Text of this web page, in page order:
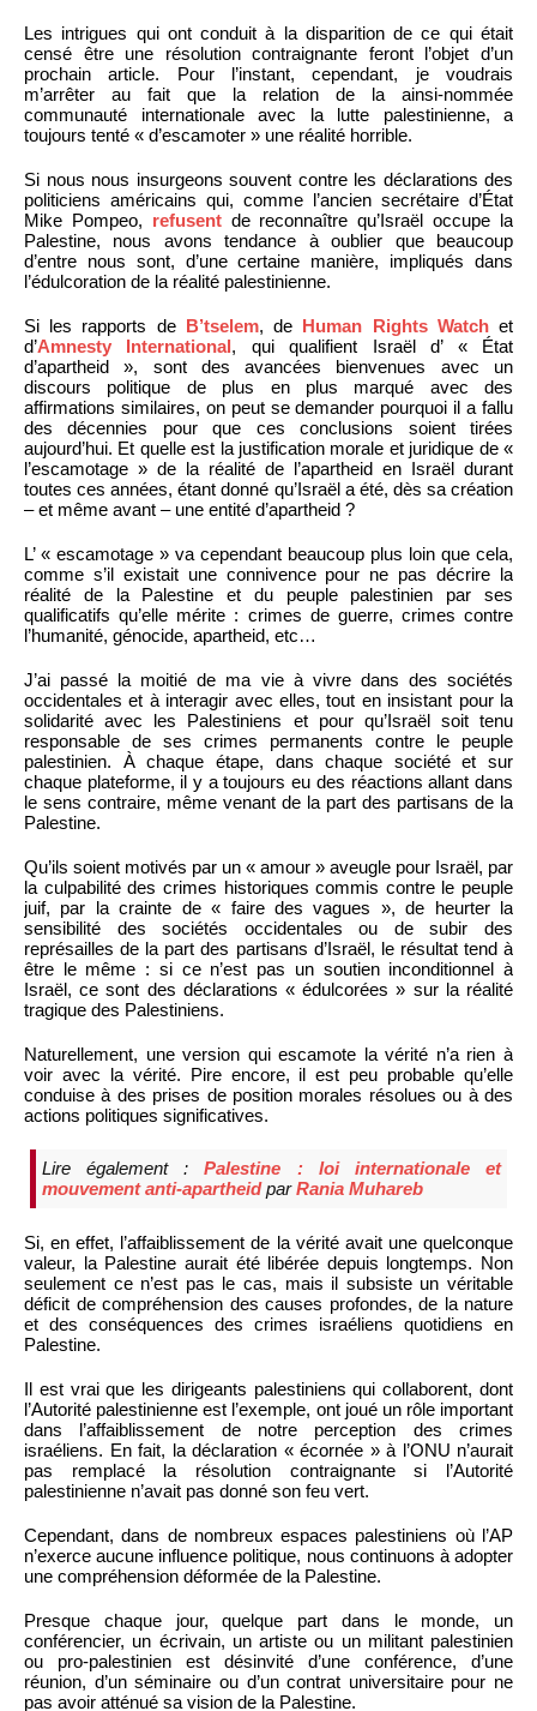
Les intrigues qui ont conduit à la disparition de ce qui était
censé être une résolution contraignante feront l’objet d’un
prochain article. Pour l’instant, cependant, je voudrais
m’arrêter au fait que la relation de la ainsi-nommée
communauté internationale avec la lutte palestinienne, a
toujours tenté « d’escamoter » une réalité horrible.
Si nous nous insurgeons souvent contre les déclarations des
politiciens américains qui, comme l’ancien secrétaire d’État
Mike Pompeo, refusentde reconnaître qu’Israël occupe la
Palestine, nous avons tendance à oublier que beaucoup
d’entre nous sont, d’une certaine manière, impliqués dans
l’édulcoration de la réalité palestinienne.
Si les rapports de B’tselem, de Human Rights Watchet
d’Amnesty International, qui qualifient Israël d’ « État
d’apartheid », sont des avancées bienvenues avec un
discours politique de plus en plus marqué avec des
affirmations similaires, on peut se demander pourquoi il a fallu
des décennies pour que ces conclusions soient tirées
aujourd’hui. Et quelle est la justification morale et juridique de «
l’escamotage » de la réalité de l’apartheid en Israël durant
toutes ces années, étant donné qu’Israël a été, dès sa création
– et même avant – une entité d’apartheid ?
L’ « escamotage » va cependant beaucoup plus loin que cela,
comme s’il existait une connivence pour ne pas décrire la
réalité de la Palestine et du peuple palestinien par ses
qualificatifs qu’elle mérite : crimes de guerre, crimes contre
l’humanité, génocide, apartheid, etc…
J’ai passé la moitié de ma vie à vivre dans des sociétés
occidentales et à interagir avec elles, tout en insistant pour la
solidarité avec les Palestiniens et pour qu’Israël soit tenu
responsable de ses crimes permanents contre le peuple
palestinien. À chaque étape, dans chaque société et sur
chaque plateforme, il y a toujours eu des réactions allant dans
le sens contraire, même venant de la part des partisans de la
Palestine.
Qu’ils soient motivés par un « amour » aveugle pour Israël, par
la culpabilité des crimes historiques commis contre le peuple
juif, par la crainte de « faire des vagues », de heurter la
sensibilité des sociétés occidentales ou de subir des
représailles de la part des partisans d’Israël, le résultat tend à
être le même : si ce n’est pas un soutien inconditionnel à
Israël, ce sont des déclarations « édulcorées » sur la réalité
tragique des Palestiniens.
Naturellement, une version qui escamote la vérité n’a rien à
voir avec la vérité. Pire encore, il est peu probable qu’elle
conduise à des prises de position morales résolues ou à des
actions politiques significatives.
Lire également :Palestine : loi internationale et
mouvement anti-apartheidparRania Muhareb
Si, en effet, l’affaiblissement de la vérité avait une quelconque
valeur, la Palestine aurait été libérée depuis longtemps. Non
seulement ce n’est pas le cas, mais il subsiste un véritable
déficit de compréhension des causes profondes, de la nature
et des conséquences des crimes israéliens quotidiens en
Palestine.
Il est vrai que les dirigeants palestiniens qui collaborent, dont
l’Autorité palestinienne est l’exemple, ont joué un rôle important
dans l’affaiblissement de notre perception des crimes
israéliens. En fait, la déclaration « écornée » à l’ONU n’aurait
pas remplacé la résolution contraignante si l’Autorité
palestinienne n’avait pas donné son feu vert.
Cependant, dans de nombreux espaces palestiniens où l’AP
n’exerce aucune influence politique, nous continuons à adopter
une compréhension déformée de la Palestine.
Presque chaque jour, quelque part dans le monde, un
conférencier, un écrivain, un artiste ou un militant palestinien
ou pro-palestinien est désinvité d’une conférence, d’une
réunion, d’un séminaire ou d’un contrat universitaire pour ne
pas avoir atténué sa vision de la Palestine.